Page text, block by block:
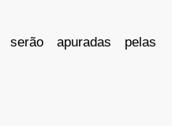
apuradas pelas